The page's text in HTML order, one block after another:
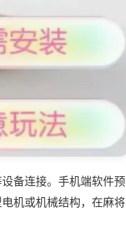
备连接。手机端软件预
机或机械结构，在麻将